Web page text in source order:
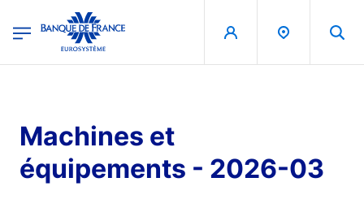
Banque de France - Menu Principal
Machines et
équipements - 2026-03